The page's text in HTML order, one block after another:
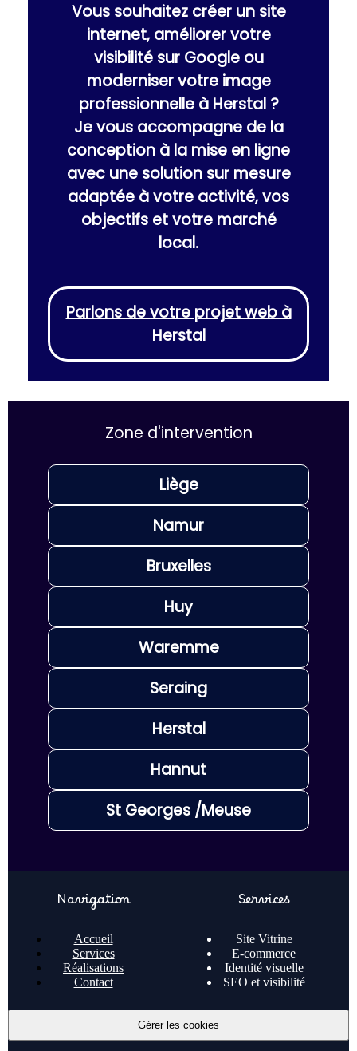
Vous souhaitez créer un site
internet, améliorer votre
visibilité sur Google ou
moderniser votre image
professionnelle à Herstal ?
Je vous accompagne de la
conception à la mise en ligne
avec une solution sur mesure
adaptée à votre activité, vos
objectifs et votre marché
local.
Parlons de votre projet web à
Herstal
Zone d'intervention
Liège
Namur
Bruxelles
Huy
Waremme
Seraing
Herstal
Hannut
St Georges /Meuse
Navigation
Accueil
Services
Réalisations
Contact
Services
Site Vitrine
E-commerce
Identité visuelle
SEO et visibilité
Gérer les cookies